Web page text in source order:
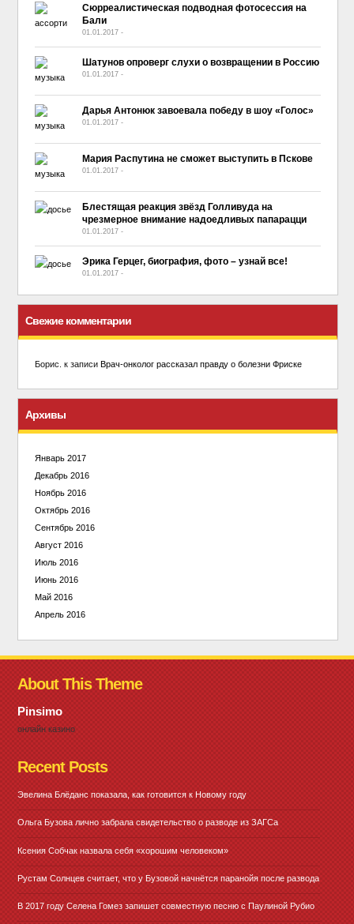
Сюрреалистическая подводная фотосессия на
Бали
01.01.2017 -
Шатунов опроверг слухи о возвращении в Россию
01.01.2017 -
Дарья Антонюк завоевала победу в шоу «Голос»
01.01.2017 -
Мария Распутина не сможет выступить в Пскове
01.01.2017 -
Блестящая реакция звёзд Голливуда на
чрезмерное внимание надоедливых папарацци
01.01.2017 -
Эрика Герцег, биография, фото – узнай все!
01.01.2017 -
Свежие комментарии
Борис. к записи Врач-онколог рассказал правду о болезни Фриске
Архивы
Январь 2017
Декабрь 2016
Ноябрь 2016
Октябрь 2016
Сентябрь 2016
Август 2016
Июль 2016
Июнь 2016
Май 2016
Апрель 2016
About This Theme
Pinsimo
онлайн казино
Recent Posts
Эвелина Блёданс показала, как готовится к Новому году
Ольга Бузова лично забрала свидетельство о разводе из ЗАГСа
Ксения Собчак назвала себя «хорошим человеком»
Рустам Солнцев считает, что у Бузовой начнётся паранойя после развода
В 2017 году Селена Гомез запишет совместную песню с Паулиной Рубио